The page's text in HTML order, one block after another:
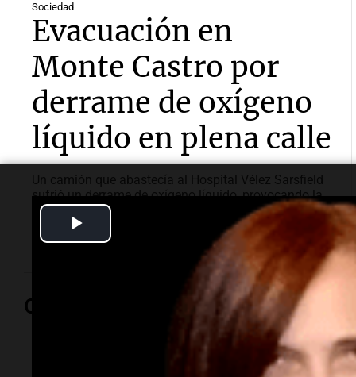
Sociedad
Evacuación en
Monte Castro por
derrame de oxígeno
líquido en plena calle
Un camión que abastecía al Hospital Vélez Sarsfield
sufrió un derrame de oxígeno líquido, provocando la
evacuación de una cuadra y la intervención de
equipos de emergencia sin heridos.
Opinión